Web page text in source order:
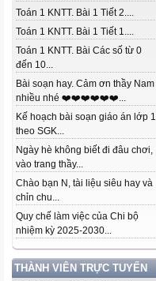
Toán 1 KNTT. Bài 1 Tiết 2....
Toán 1 KNTT. Bài 1 Tiết 1....
Toán 1 KNTT. Bài Các số từ 0
đến 10...
Bài soạn hay. Cảm ơn thầy Nam
nhiều nhé ❤️❤️❤️❤️❤️❤️...
Kế hoạch bài soạn giáo án lớp 1
theo SGK...
Ngày hè không biết đi đâu chơi,
vào trang thầy...
Chào bạn N, tài liệu siêu hay và
chỉn chu...
Quy chế làm việc của Chi bộ
nhiệm kỳ 2025-2030...
THÀNH VIÊN TRỰC TUYẾN